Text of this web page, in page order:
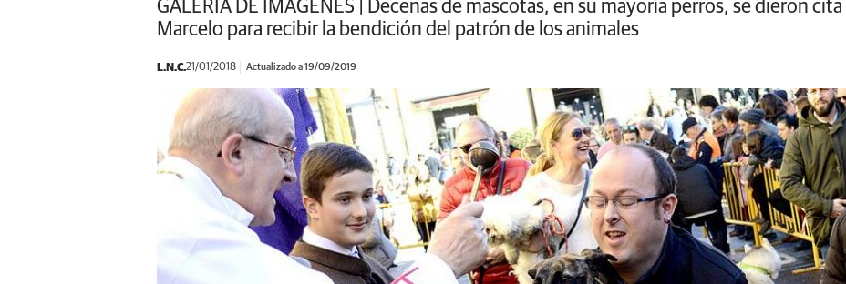
GALERÍA DE IMÁGENES | Decenas de mascotas, en su mayoría perros, se dieron
Marcelo para recibir la bendición del patrón de los animales
L.N.C.21/01/2018 Actualizado a 19/09/2019